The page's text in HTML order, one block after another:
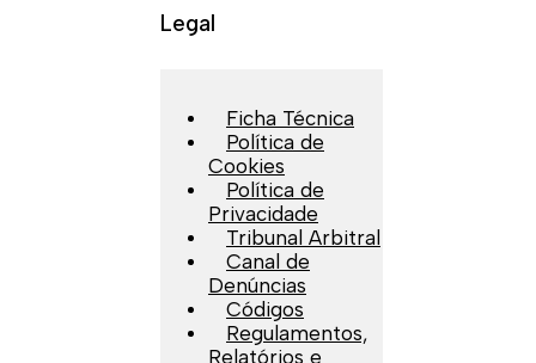
Legal
Ficha Técnica
Política de
Cookies
Política de
Privacidade
Tribunal Arbitral
Canal de
Denúncias
Códigos
Regulamentos,
Relatórios e